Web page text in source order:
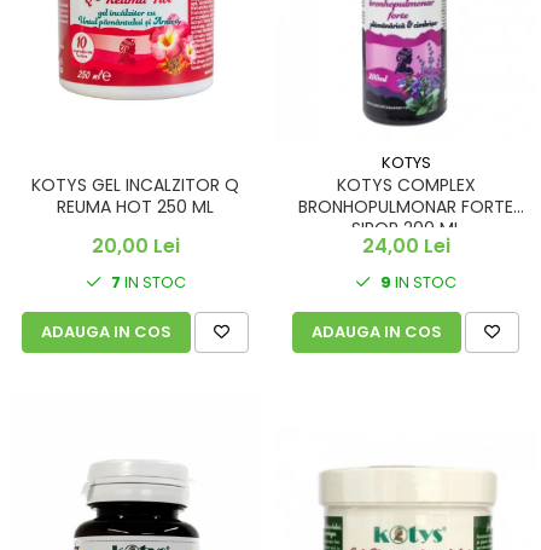
KOTYS GEL INCALZITOR Q
REUMA HOT 250 ML
20,00 Lei
7 IN STOC
ADAUGA IN COS
KOTYS
KOTYS COMPLEX
BRONHOPULMONAR FORTE
SIROP 200 ML
24,00 Lei
9 IN STOC
ADAUGA IN COS